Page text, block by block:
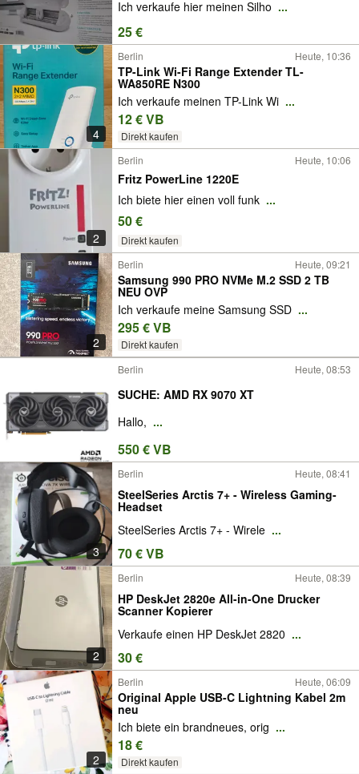
Ich verkaufe hier meinen Silho ...
25 €
4
Berlin Heute, 10:36
TP-Link Wi-Fi Range Extender TL-
WA850RE N300
Ich verkaufe meinen TP-Link Wi ...
12 € VB
Direkt kaufen
2
Berlin Heute, 10:06
Fritz PowerLine 1220E
Ich biete hier einen voll funk ...
50 €
Direkt kaufen
2
Berlin Heute, 09:21
Samsung 990 PRO NVMe M.2 SSD 2 TB
NEU OVP
Ich verkaufe meine Samsung SSD ...
295 € VB
Direkt kaufen
Berlin
Heute, 08:53
SUCHE: AMD RX 9070 XT
Hallo, ...
550 € VB
3
Berlin Heute, 08:41
SteelSeries Arctis 7+ - Wireless Gaming-
Headset
SteelSeries Arctis 7+ - Wirele ...
70 € VB
2
Berlin Heute, 08:39
HP DeskJet 2820e All-in-One Drucker
Scanner Kopierer
Verkaufe einen HP DeskJet 2820 ...
30 €
2
Berlin Heute, 06:09
Original Apple USB-C Lightning Kabel 2m
neu
Ich biete ein brandneues, orig ...
18 €
Direkt kaufen